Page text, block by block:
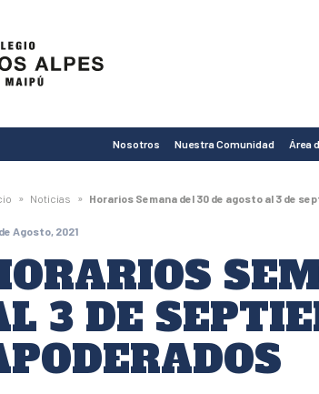
Nosotros Nuestra Comunidad Área
» Noticias » Horarios Semana del 30 de agosto al 3 de
Agosto, 2021
3 DE